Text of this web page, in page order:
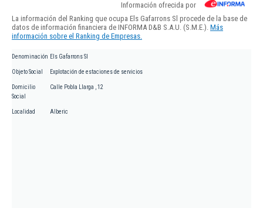
Información ofrecida por
La información del Ranking que ocupa Els Gafarrons Sl procede de la base de
datos de información financiera de INFORMA D&B S.A.U. (S.M.E.). Más
información sobre el Ranking de Empresas.
Denominación Els Gafarrons Sl
Objeto Social Explotación de estaciones de servicios
Domicilio
Social
Calle Pobla Llarga , 12
Localidad Alberic